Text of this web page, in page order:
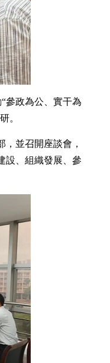
參政為公、實干為
。
並召開座談會，
設、組織發展、參